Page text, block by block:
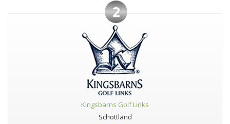
2
Kingsbarns Golf Links
Schottland